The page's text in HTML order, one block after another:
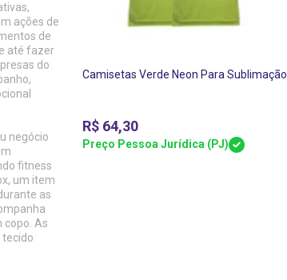
ações de
de
até fazer
do
negócio
fitness
um item
as
copo. As
Camisetas Verde Neon Para Sublimação
R$ 64,30
Preço Pessoa Jurídica (PJ)